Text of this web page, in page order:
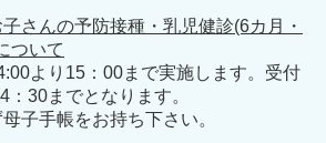
さんの予防接種・乳児健診(6カ月・
ついて
より15：00まで実施します。受付
：30までとなります。
子手帳をお持ち下さい。